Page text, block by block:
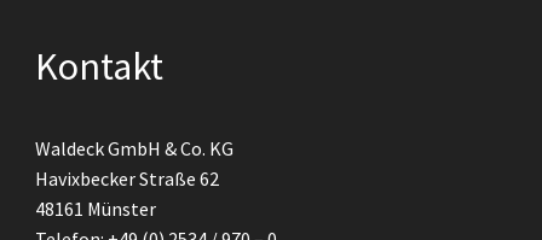
Kontakt
Waldeck GmbH & Co. KG
Havixbecker Straße 62
48161 Münster